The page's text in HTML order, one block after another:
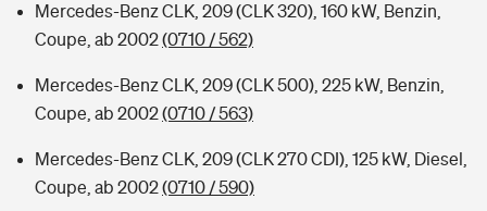
Mercedes-Benz CLK, 209 (CLK 320), 160 kW, Benzin,
Coupe, ab 2002(0710 / 562)
Mercedes-Benz CLK, 209 (CLK 500), 225 kW, Benzin,
Coupe, ab 2002(0710 / 563)
Mercedes-Benz CLK, 209 (CLK 270 CDI), 125 kW, Diesel,
Coupe, ab 2002(0710 / 590)